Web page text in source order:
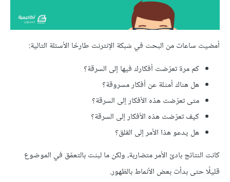
أمضيت ساعات من البحث في شبكة الإنترنت طارحًا الأسئلة التالية:
كم مرة تعرّضت أفكارك فيها إلى السرقة؟
هل هناك أمثلة عن أفكار مسروقة؟
متى تعرّضت هذه الأفكار إلى السرقة؟
كيف تعرّضت هذه الأفكار إلى السرقة؟
هل يدعو هذا الأمر إلى القلق؟
كانت النتائج بادئ الأمر متضاربة، ولكن ما لبثت بالتعمّق في الموضوع
قليلًا حتى بدأت بعض الأنماط بالظهور.